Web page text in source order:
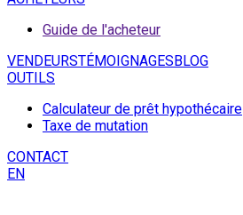
Guide de l'acheteur
VENDEURSTÉMOIGNAGESBLOG
OUTILS
Calculateur de prêt hypothécaire
Taxe de mutation
CONTACT
EN